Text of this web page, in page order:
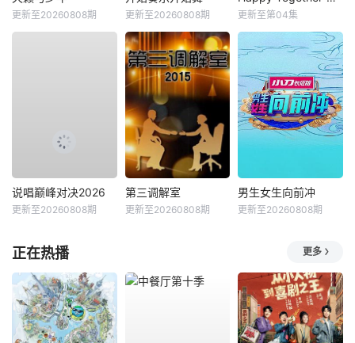
更新至20260808期 更新至20260808期 更新至第04集
说唱巅峰对决2026
更新至20260808期
第三调解室
更新至20260808期
男生女生向前冲
更新至20260808期
正在热播 更多